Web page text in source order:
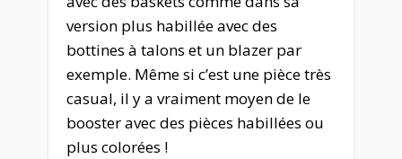
version plus habillée avec des
bottines à talons et un blazer par
exemple. Même si c’est une pièce très
casual, il y a vraiment moyen de le
booster avec des pièces habillées ou
plus colorées !